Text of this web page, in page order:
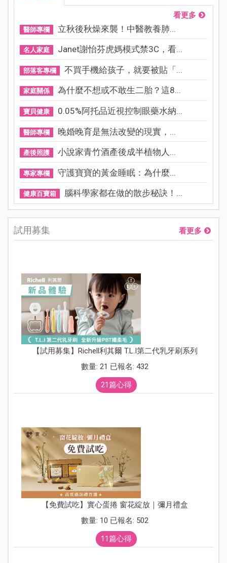
看更多
醫師專欄 立秋後秋燥來襲！中醫教養肺...
名人家庭 Janet謝怡芬虎媽模式禁3C，看...
部落客專欄 不買手機給孩子，就要被貼「...
家庭關係 為什麼不想或不敢生二胎？這8...
寶貝健康 0.05%阿托品近視控制眼藥水納...
醫師專欄 晚婚晚育是無法改變的現實，...
產後照護 小說家青竹酒產後成半植物人...
專家專欄 守護寶寶的黃金睡眠：為什麼...
健康百寶箱 腦科學家都在做的散步秘訣！...
試用募集 看更多
【試用募集】Richell利其爾 T.L.I第二代乳牙刷系列
數量: 21 已報名: 432
21篇心得
【免費試吃】實心蛋捲 窗花綻放｜彌月禮盒
數量: 10 已報名: 502
11篇心得